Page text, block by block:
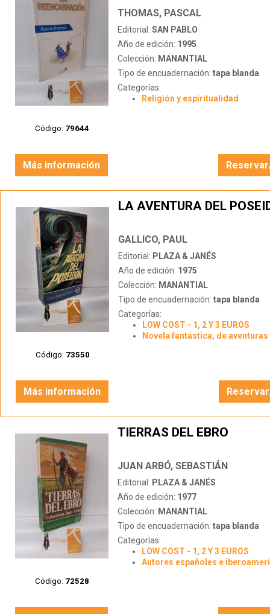
Código: 79644
THOMAS, PASCAL
Editorial: SAN PABLO
Año de edición: 1995
Colección: MANANTIAL
Tipo de encuadernación: tapa blanda
Categorías:
Religión y espiritualidad
Más información
Código: 73550
LA AVENTURA DEL
GALLICO, PAUL
Editorial: PLAZA & JANÉS
Año de edición: 1975
Colección: MANANTIAL
Tipo de encuadernación: tapa blanda
Categorías:
LOW COST - 1, 2 Y 3 EUROS
Novela fantástica, de aventuras
Más información
Código: 72528
TIERRAS DEL EBRO
JUAN ARBÓ, SEBASTIÁN
Editorial: PLAZA & JANÉS
Año de edición: 1977
Colección: MANANTIAL
Tipo de encuadernación: tapa blanda
Categorías:
LOW COST - 1, 2 Y 3 EUROS
Autores españoles e